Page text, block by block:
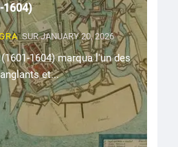
1604)
SUR JANUARY 20, 2026
1604) marqua l'un des
et...